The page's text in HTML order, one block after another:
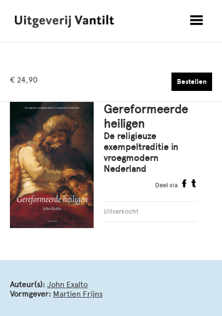
€ 24,90 Bestellen
Gereformeerde
heiligen
De religieuze
exempeltraditie in
vroegmodern
Nederland
Deel via
Uitverkocht
Auteur(s): John Exalto
Vormgever: Martien Frijns